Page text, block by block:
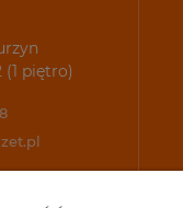
(1 piętro)